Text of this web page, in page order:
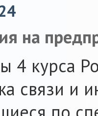
на
4 курса
связи и